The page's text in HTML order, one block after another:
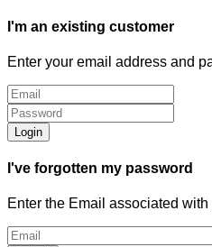
I'm an existing customer
Enter your email address and
Login
I've forgotten my password
Enter the Email associated